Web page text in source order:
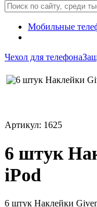
Мобильные
Чехол для телефона
Артикул: 1625
6 штук
iPod
6 штук Наклейки